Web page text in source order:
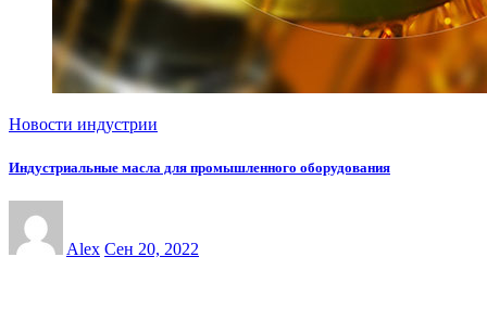
Новости индустрии
Индустриальные масла для промышленного оборудования
Alex Сен 20, 2022